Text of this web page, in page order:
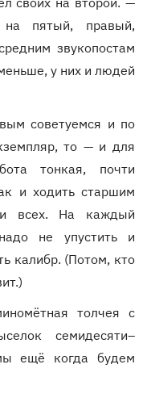
пятый, правый,
звукопостам
у них и людей
советуемся и по
то — и для
тонкая, почти
и ходить старшим
всех. На каждый
не упустить и
калибр. (Потом, кто
толчея с
семидесяти–
ещё когда будем